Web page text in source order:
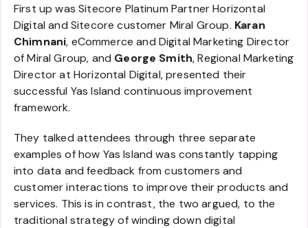
First up was Sitecore Platinum Partner Horizontal
Digital and Sitecore customer Miral Group. Karan
Chimnani, eCommerce and Digital Marketing Director
of Miral Group, and George Smith, Regional Marketing
Director at Horizontal Digital, presented their
successful Yas Island continuous improvement
framework.
They talked attendees through three separate
examples of how Yas Island was constantly tapping
into data and feedback from customers and
customer interactions to improve their products and
services. This is in contrast, the two argued, to the
traditional strategy of winding down digital